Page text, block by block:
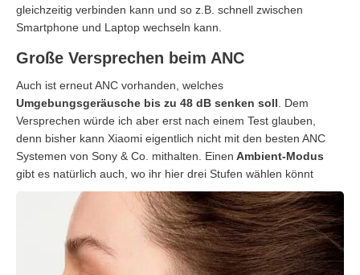
gleichzeitig verbinden kann und so z.B. schnell zwischen
Smartphone und Laptop wechseln kann.
Große Versprechen beim ANC
Auch ist erneut ANC vorhanden, welches
Umgebungsgeräusche bis zu 48 dB senken soll. Dem
Versprechen würde ich aber erst nach einem Test glauben,
denn bisher kann Xiaomi eigentlich nicht mit den besten ANC
Systemen von Sony & Co. mithalten. Einen Ambient-Modus
gibt es natürlich auch, wo ihr hier drei Stufen wählen könnt